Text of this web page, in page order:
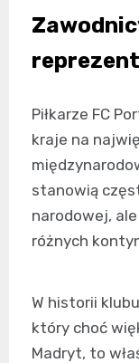
Piłkarze FC
kraje na
stanowią
narodowej,
różnych
W historii
który choć
Madryt, to